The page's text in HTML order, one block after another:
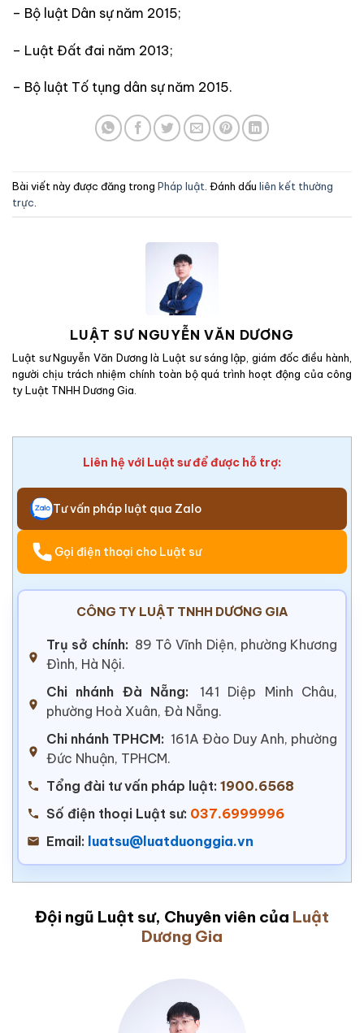
– Bộ luật Dân sự năm 2015;
– Luật Đất đai năm 2013;
– Bộ luật Tố tụng dân sự năm 2015.
Bài viết này được đăng trong Pháp luật . Đánh dấu liên kết thường
trực
LUẬT SƯ NGUYỄN VĂN DƯƠNG
Luật sư Nguyễn Văn Dương là Luật sư sáng lập, giám đốc điều hành,
người chịu trách nhiệm chính toàn bộ quá trình hoạt động của công
ty Luật TNHH Dương Gia.
Liên hệ với Luật sư để được hỗ trợ:
Tư vấn pháp luật qua Zalo
Gọi điện thoại cho Luật sư
CÔNG TY LUẬT TNHH DƯƠNG GIA
Trụ sở chính: 89 Tô Vĩnh Diện, phường Khương
Đình, Hà Nội.
Chi nhánh Đà Nẵng:
141 Diệp Minh Châu,
phường Hoà Xuân, Đà Nẵng.
Chi nhánh TPHCM: 161A Đào Duy Anh, phường
Đức Nhuận, TPHCM.
Tổng đài tư vấn pháp luật: 1900.6568
Số điện thoại Luật sư: 037.6999996
Email: luatsu@luatduonggia.vn
Đội ngũ Luật sư, Chuyên viên của Luật
Dương Gia